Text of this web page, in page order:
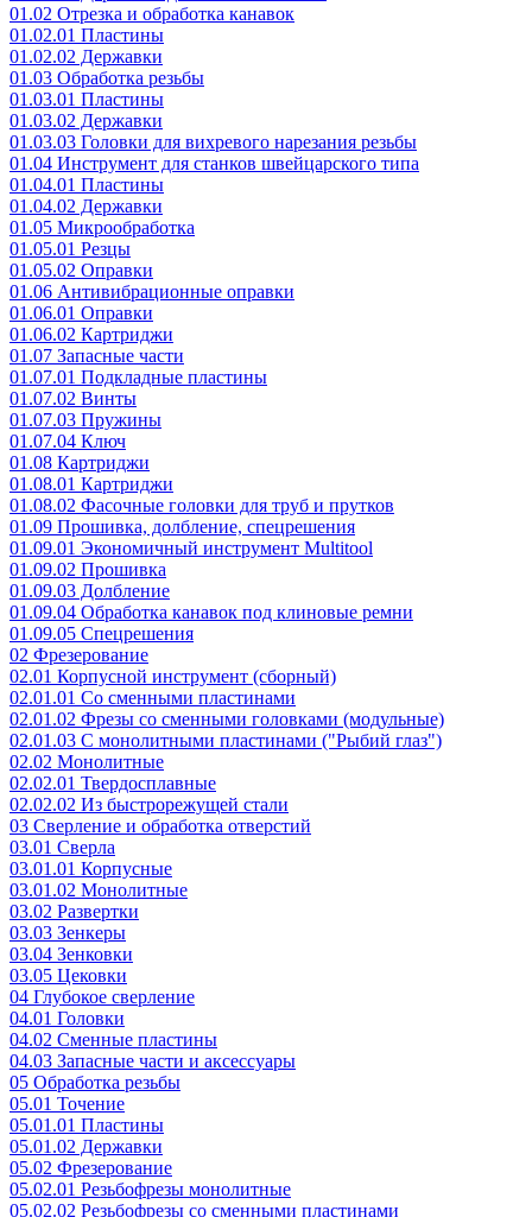
01.02 Отрезка и обработка канавок
01.02.01 Пластины
01.02.02 Державки
01.03 Обработка резьбы
01.03.01 Пластины
01.03.02 Державки
01.03.03 Головки для вихревого нарезания резьбы
01.04 Инструмент для станков швейцарского типа
01.04.01 Пластины
01.04.02 Державки
01.05 Микрообработка
01.05.01 Резцы
01.05.02 Оправки
01.06 Антивибрационные оправки
01.06.01 Оправки
01.06.02 Картриджи
01.07 Запасные части
01.07.01 Подкладные пластины
01.07.02 Винты
01.07.03 Пружины
01.07.04 Ключ
01.08 Картриджи
01.08.01 Картриджи
01.08.02 Фасочные головки для труб и прутков
01.09 Прошивка, долбление, спецрешения
01.09.01 Экономичный инструмент Multitool
01.09.02 Прошивка
01.09.03 Долбление
01.09.04 Обработка канавок под клиновые ремни
01.09.05 Спецрешения
02 Фрезерование
02.01 Корпусной инструмент (сборный)
02.01.01 Со сменными пластинами
02.01.02 Фрезы со сменными головками (модульные)
02.01.03 С монолитными пластинами ("Рыбий глаз")
02.02 Монолитные
02.02.01 Твердосплавные
02.02.02 Из быстрорежущей стали
03 Сверление и обработка отверстий
03.01 Сверла
03.01.01 Корпусные
03.01.02 Монолитные
03.02 Развертки
03.03 Зенкеры
03.04 Зенковки
03.05 Цековки
04 Глубокое сверление
04.01 Головки
04.02 Сменные пластины
04.03 Запасные части и аксессуары
05 Обработка резьбы
05.01 Точение
05.01.01 Пластины
05.01.02 Державки
05.02 Фрезерование
05.02.01 Резьбофрезы монолитные
05.02.02 Резьбофрезы со сменными пластинами